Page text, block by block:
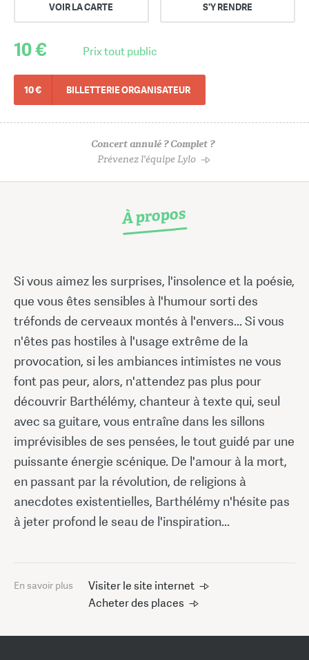
VOIR LA CARTE S'Y RENDRE
10 € Prix tout public
10 € BILLETTERIE ORGANISATEUR
Concert annulé ? Complet ?
Prévenez l'équipe Lylo
À propos
Si vous aimez les surprises, l'insolence et la poésie,
que vous êtes sensibles à l'humour sorti des
tréfonds de cerveaux montés à l'envers... Si vous
n'êtes pas hostiles à l'usage extrême de la
provocation, si les ambiances intimistes ne vous
font pas peur, alors, n'attendez pas plus pour
découvrir Barthélémy, chanteur à texte qui, seul
avec sa guitare, vous entraîne dans les sillons
imprévisibles de ses pensées, le tout guidé par une
puissante énergie scénique. De l'amour à la mort,
en passant par la révolution, de religions à
anecdotes existentielles, Barthélémy n'hésite pas
à jeter profond le seau de l'inspiration...
En savoir plus
Visiter le site internet
Acheter des places